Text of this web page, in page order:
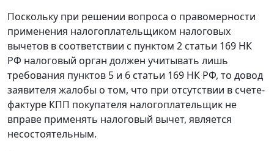
Поскольку при решении вопроса о правомерности
применения налогоплательщиком налоговых
вычетов в соответствии с пунктом 2 статьи 169 НК
РФ налоговый орган должен учитывать лишь
требования пунктов 5 и 6 статьи 169 НК РФ, то довод
заявителя жалобы о том, что при отсутствии в счете-
фактуре КПП покупателя налогоплательщик не
вправе применять налоговый вычет, является
несостоятельным.